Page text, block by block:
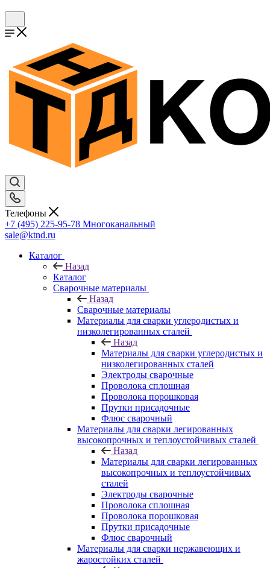
Телефоны
+7 (495) 225-95-78 Многоканальный
sale@ktnd.ru
Каталог
Назад
Каталог
Сварочные материалы
Назад
Сварочные материалы
Материалы для сварки углеродистых и
низколегированных сталей
Назад
Материалы для сварки углеродистых и
низколегированных сталей
Электроды сварочные
Проволока сплошная
Проволока порошковая
Прутки присадочные
Флюс сварочный
Материалы для сварки легированных
высокопрочных и теплоустойчивых сталей
Назад
Материалы для сварки легированных
высокопрочных и теплоустойчивых
сталей
Электроды сварочные
Проволока сплошная
Проволока порошковая
Прутки присадочные
Флюс сварочный
Материалы для сварки нержавеющих и
жаростойких сталей